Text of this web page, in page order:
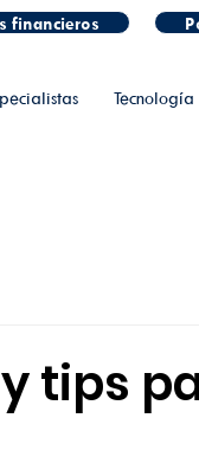
financieros
Tecnología
tips